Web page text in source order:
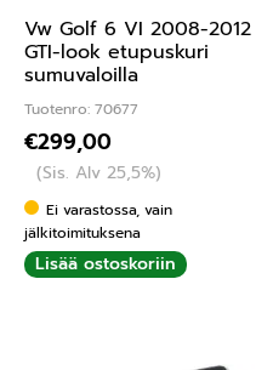
Vw Golf 6 VI 2008-2012
GTI-look etupuskuri
sumuvaloilla
Tuotenro: 70677
€299,00
(Sis. Alv 25,5%)
Ei varastossa, vain
jälkitoimituksena
Lisää ostoskoriin